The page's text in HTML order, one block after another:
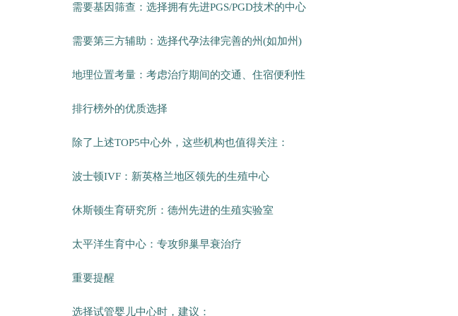
需要基因筛查：选择拥有先进PGS/PGD技术的中心
需要第三方辅助：选择代孕法律完善的州(如加州)
地理位置考量：考虑治疗期间的交通、住宿便利性
排行榜外的优质选择
除了上述TOP5中心外，这些机构也值得关注：
波士顿IVF：新英格兰地区领先的生殖中心
休斯顿生育研究所：德州先进的生殖实验室
太平洋生育中心：专攻卵巢早衰治疗
重要提醒
选择试管婴儿中心时，建议：